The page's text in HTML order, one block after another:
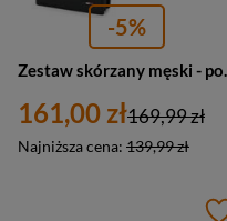
-5%
161,00 zł
Najniższa cena: 139,99 zł
169,99 zł